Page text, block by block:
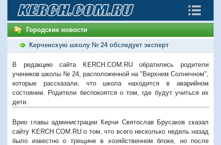
Городские новости
Керченскую школу № 24 обследует эксперт
В редакцию сайта KERCH.COM.RU обратились родители
учеников школы № 24, расположенной на "Верхнем Солнечном",
которые рассказали, что школа находится в аварийном
состоянии. Родители беспокоятся о том, где будут учиться их
дети.
Врио главы администрации Керчи Святослав Брусаков сказал
сайту KERCH.COM.RU о том, что всего несколько недель назад
было известно о трещине в хозяйственном блоке, но после